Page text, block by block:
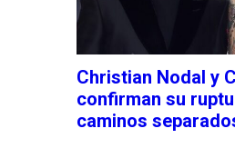
Christian Nodal y
confirman su
caminos